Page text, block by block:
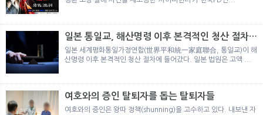
일본 통일교, 해산명령 이후 본격적인 청산 절차
돌입
일본 세계평화통일가정연합(世界平和統一家庭聯合, 통일교)이 해
산명령 이후 본격적인 청산 절차에 들어갔다. 일본 법원은 고액 ...
여호와의 증인 탈퇴자를 돕는 탈퇴자들
여호와의 증인은 왕따 정책(shunning)을 고수하고 있다. 내보낸 자